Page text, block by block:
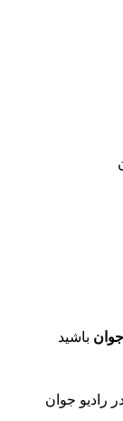
جوان باشید
رادیو جوان